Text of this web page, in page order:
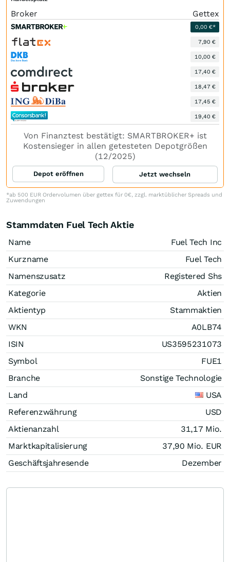
Broker Gettex
0,00 €*
7,90 €
10,00 €
17,40 €
18,47 €
17,45 €
19,40 €
Von Finanztest bestätigt: SMARTBROKER+ ist
Kostensieger in allen getesteten Depotgrößen
(12/2025)
Depot eröffnen Jetzt wechseln
*ab 500 EUR Ordervolumen über gettex für 0€, zzgl. marktüblicher Spreads und
Zuwendungen
Stammdaten Fuel Tech Aktie
Name
Fuel Tech Inc
Kurzname
Fuel Tech
Namenszusatz
Registered Shs
Kategorie
Aktien
Aktientyp
Stammaktien
WKN
A0LB74
ISIN
US3595231073
Symbol
FUE1
Branche
Sonstige Technologie
Land
USA
Referenzwährung
USD
Aktienanzahl
31,17 Mio.
Marktkapitalisierung
37,90 Mio. EUR
Geschäftsjahresende
Dezember